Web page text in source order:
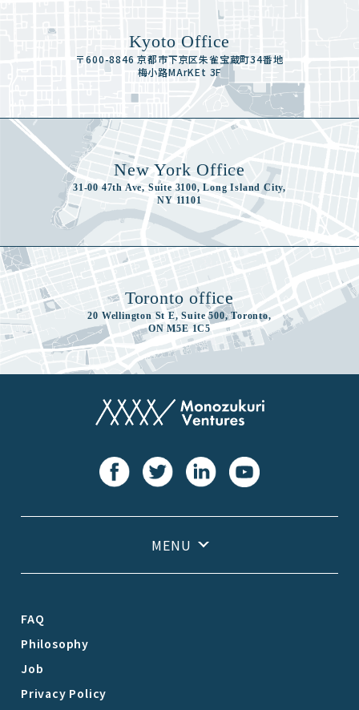
Kyoto Office
〒600-8846 京都市下京区朱雀宝蔵町34番地
梅小路MArKEt 3F
New York Office
31-00 47th Ave, Suite 3100, Long Island City,
NY 11101
Toronto office
20 Wellington St E, Suite 500, Toronto,
ON M5E 1C5
FAQ
Philosophy
Job
Privacy Policy